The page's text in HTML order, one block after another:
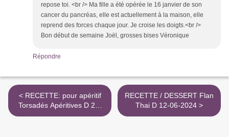
repose toi. <br /> Ma fille a été opérée le 16 janvier de son
cancer du pancréas, elle est actuellement à la maison, elle
reprend des forces chaque jour. Je croise les doigts.<br />
Bon début de semaine Joël, grosses bises Véronique
Répondre
< RECETTE: pour apéritif
Torsadés Apéritives D 24-
07-2024
RECETTE / DESSERT Flan
Thai D 12-06-2024 >